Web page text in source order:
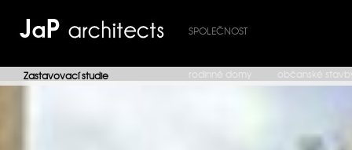
SPOLEČNOST
rodinné domy občanské
Zastavovací studie